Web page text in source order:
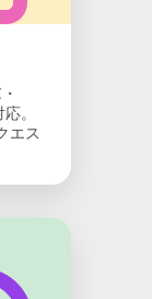
。
エス